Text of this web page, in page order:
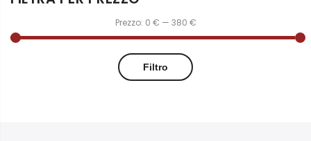
Filtro
Prezzo: 0 € — 380 €